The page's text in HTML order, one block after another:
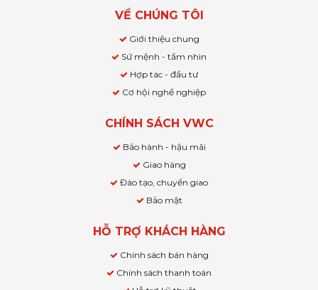
VỀ CHÚNG TÔI
Giới thiệu chung
Sứ mệnh - tầm nhìn
Hợp tác - đầu tư
Cơ hội nghề nghiệp
CHÍNH SÁCH VWC
Bảo hành - hậu mãi
Giao hàng
Đào tạo, chuyển giao
Bảo mật
HỖ TRỢ KHÁCH HÀNG
Chính sách bán hàng
Chính sách thanh toán